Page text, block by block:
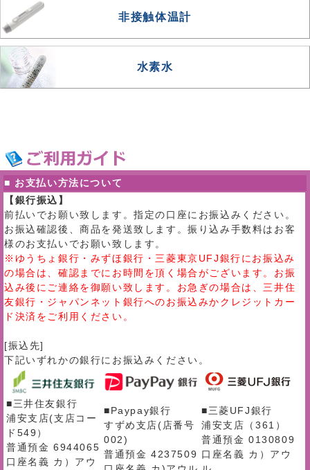
非接触体温計
水素水
■ お支払い方法について
【銀行振込】
前払いでお願い致します。指定の口座にお振込みください。
お振込確認後、商品を発送致します。振り込み手数料はお客
様のお支払いでお願い致します。
※ゆうちょ銀行・みずほ銀行・三菱東京UFJ銀行にお振込み
の場合は、確認までにお時間を頂く場合がございます。お振
込み後にご連絡を御願い致します。お急ぎの場合は、三井住
友銀行・ジャパンネット銀行へのお振込みかクレジットカー
ド決済をご利用ください。
[振込先]
下記いずれかの銀行にお振込みください。
■三井住友銀行
浦安支店(支店コー
ド549）
普通預金 6944065
口座名義 カ）アウ
■Paypay銀行
すずめ支店(店番号
002)
普通預金 4237509
■三菱UFJ銀行
浦安支店（361）
普通預金 0130809
口座名義 カ）アウ